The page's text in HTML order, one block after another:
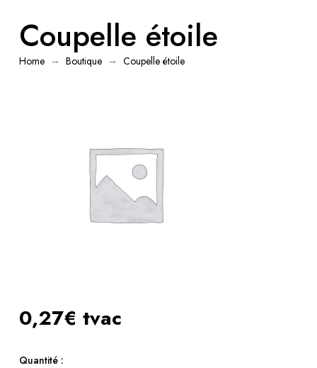
Coupelle étoile
Home → Boutique → Coupelle étoile
0,27€ tvac
Quantité :